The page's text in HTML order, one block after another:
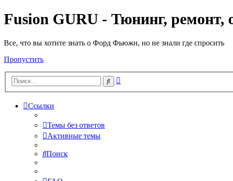
Fusion GURU - Тюнинг, ремонт,
Все, что вы хотите знать о Форд Фьюжн, но не знали где спросить
Пропустить
Поиск
Ссылки
Темы без ответов
Активные темы
Поиск